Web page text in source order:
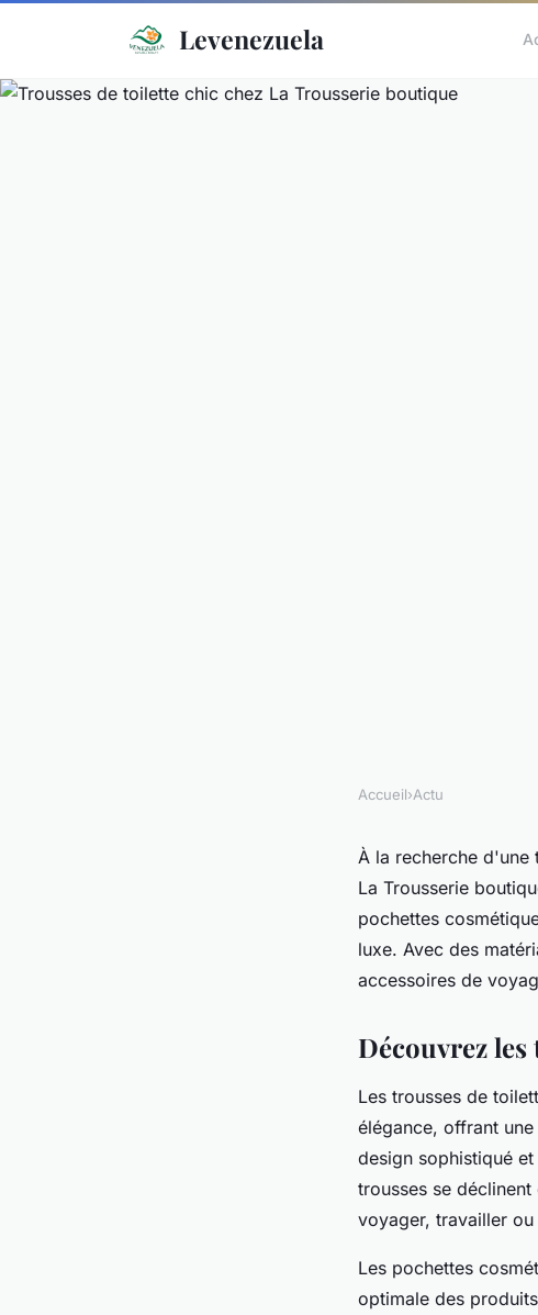
Levenezuela
Trousses de toilette
Trousserie boutique
Accueil›Actu
À la recherche d'une
La Trousserie
pochettes
luxe. Avec des
accessoires de
Découvrez
Les trousses de
élégance, offrant
design sophistiqué
trousses se
voyager, travailler
Les pochettes
optimale des